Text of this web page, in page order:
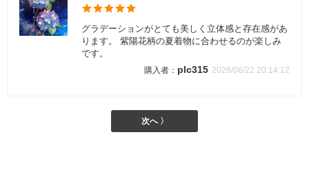
グラデーションがとても美しく立体感と存在感があ
ります。 紫陽花柄の夏着物に合わせるのが楽しみ
です。
plc315 2026/06/22 20:14:12
次へ 〉